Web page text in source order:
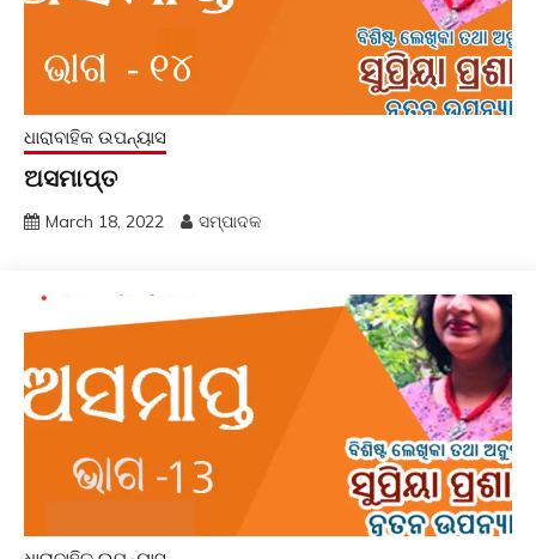
ଧାରାବାହିକ ଉପନ୍ୟାସ
ଅସମାପ୍ତ
March 18, 2022 ସମ୍ପାଦକ